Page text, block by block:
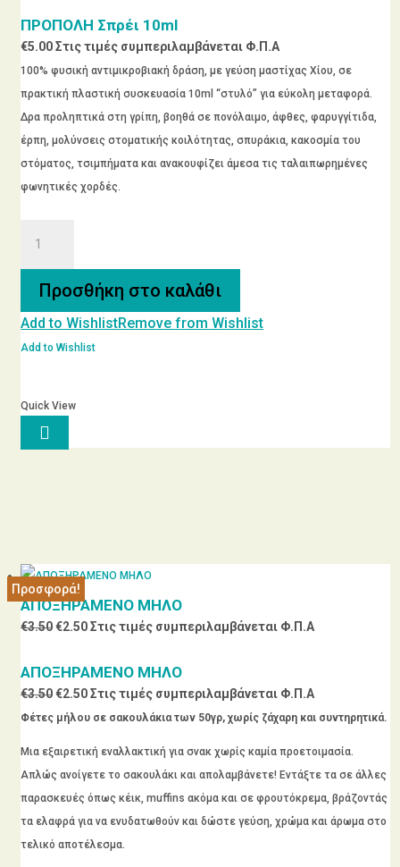
ΠΡΟΠΟΛΗ Σπρέι 10ml
€5.00 Στις τιμές συμπεριλαμβάνεται Φ.Π.Α
100% φυσική αντιμικροβιακή δράση, με γεύση μαστίχας Χίου, σε
πρακτική πλαστική συσκευασία 10ml “στυλό” για εύκολη μεταφορά.
Δρα προληπτικά στη γρίπη, βοηθά σε πονόλαιμο, άφθες, φαρυγγίτιδα,
έρπη, μολύνσεις στοματικής κοιλότητας, σπυράκια, κακοσμία του
στόματος, τσιμπήματα και ανακουφίζει άμεσα τις ταλαιπωρημένες
φωνητικές χορδές.
ποσότητα
Προσθήκη στο καλάθι
Add to WishlistRemove from Wishlist
Add to Wishlist
Quick View

Προσφορά!
ΑΠΟΞΗΡΑΜΕΝΟ ΜΗΛΟ
€3.50Original
was:
€3.50.
€2.50Η
τιμή
είναι:
€2.50.
Στις τιμές συμπεριλαμβάνεται Φ.Π.Α
ΑΠΟΞΗΡΑΜΕΝΟ ΜΗΛΟ
€3.50Original
price
€3.50.
€2.50Η
τρέχουσα
είναι:
Στις τιμές συμπεριλαμβάνεται Φ.Π.Α
Φέτες μήλου σε σακουλάκια των 50γρ, χωρίς ζάχαρη και συντηρητικά.
Μια εξαιρετική εναλλακτική για σνακ χωρίς καμία προετοιμασία.
Απλώς ανοίγετε το σακουλάκι και απολαμβάνετε! Εντάξτε τα σε άλλες
παρασκευές όπως κέικ, muffins ακόμα και σε φρουτόκρεμα, βράζοντάς
τα ελαφρά για να ενυδατωθούν και δώστε γεύση, χρώμα και άρωμα στο
τελικό αποτέλεσμα.
Προσφορά!
Προσφορά!
Προσφορά!